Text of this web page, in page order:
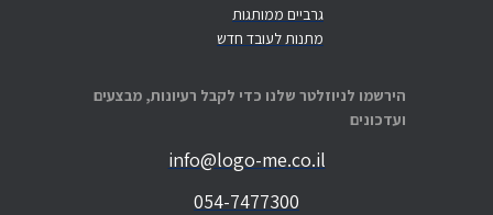
גרביים ממותגות
מתנות לעובד חדש
הירשמו לניוזלטר שלנו כדי לקבל רעיונות, מבצעים
ועדכונים
info@logo-me.co.il
054-7477300